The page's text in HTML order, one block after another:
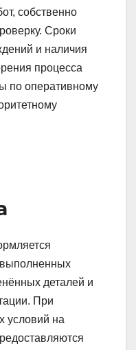
собственно
Сроки
и наличия
процесса
по оперативному
выполненных
деталей и
При
условий на